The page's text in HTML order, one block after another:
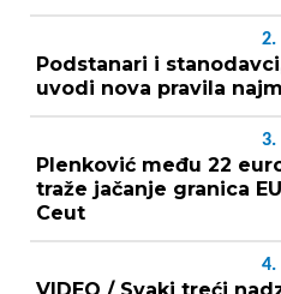
2.
Podstanari i
uvodi nova pravila
3.
Plenković među 22
traže jačanje granica
Ceut
4.